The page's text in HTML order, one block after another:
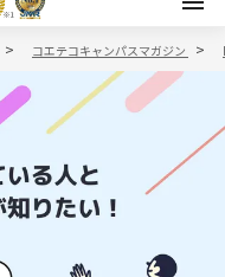
コエテコキャンパスマガジン